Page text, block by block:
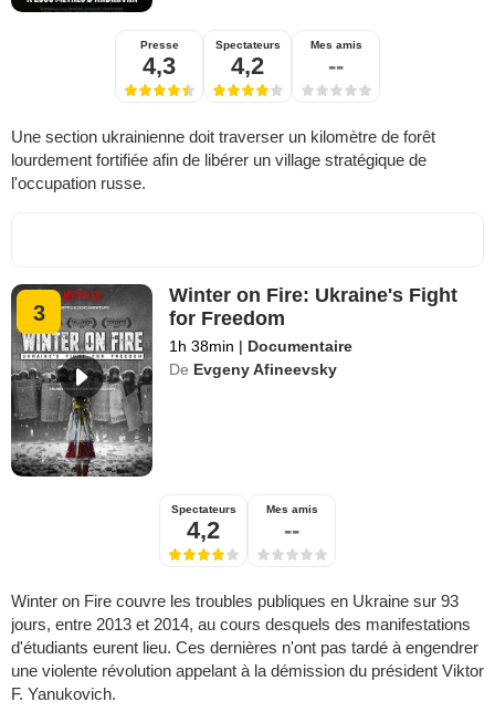
Presse
4,3
Spectateurs
4,2
Mes amis
--
Une section ukrainienne doit traverser un kilomètre de forêt
lourdement fortifiée afin de libérer un village stratégique de
l'occupation russe.
3
Winter on Fire: Ukraine's Fight
for Freedom
1h 38min | Documentaire
De Evgeny Afineevsky
Spectateurs
4,2
Mes amis
--
Winter on Fire couvre les troubles publiques en Ukraine sur 93
jours, entre 2013 et 2014, au cours desquels des manifestations
d'étudiants eurent lieu. Ces dernières n'ont pas tardé à engendrer
une violente révolution appelant à la démission du président Viktor
F. Yanukovich.